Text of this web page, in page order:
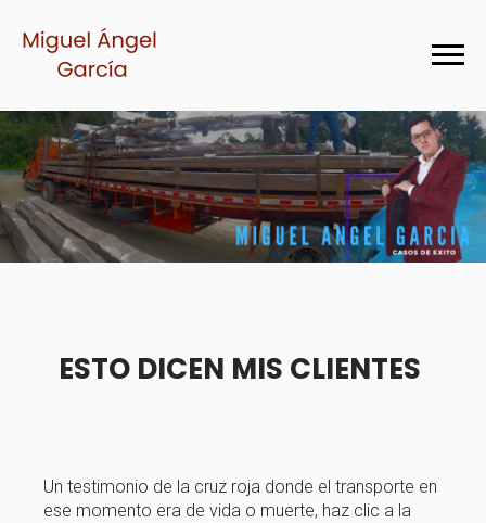
ESTO DICEN MIS CLIENTES
Un testimonio de la cruz roja donde el transporte en
ese momento era de vida o muerte, haz clic a la